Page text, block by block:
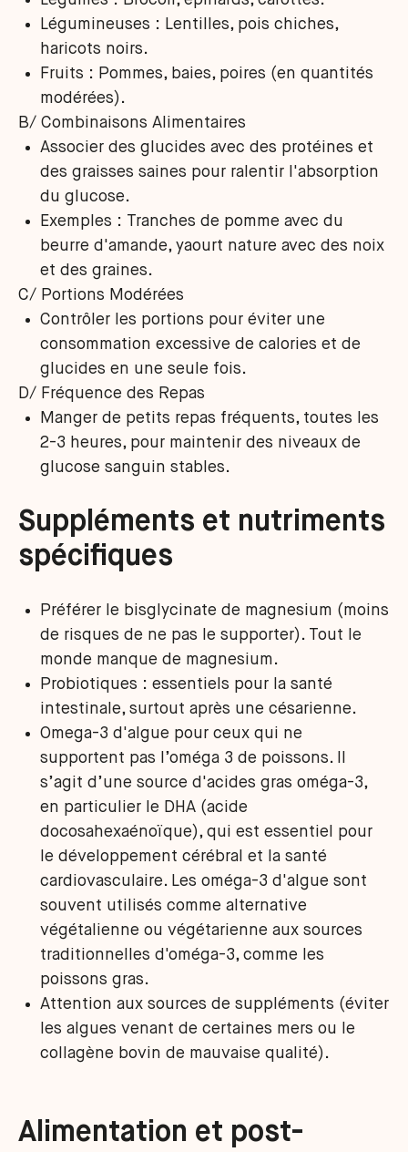
Légumineuses : Lentilles, pois chiches,
haricots noirs.
Fruits : Pommes, baies, poires (en quantités
modérées).
B/ Combinaisons Alimentaires
Associer des glucides avec des protéines et
des graisses saines pour ralentir l'absorption
du glucose.
Exemples : Tranches de pomme avec du
beurre d'amande, yaourt nature avec des noix
et des graines.
C/ Portions Modérées
Contrôler les portions pour éviter une
consommation excessive de calories et de
glucides en une seule fois.
D/ Fréquence des Repas
Manger de petits repas fréquents, toutes les
2-3 heures, pour maintenir des niveaux de
glucose sanguin stables.
Suppléments et nutriments
spécifiques
Préférer le bisglycinate de magnesium (moins
de risques de ne pas le supporter). Tout le
monde manque de magnesium.
Probiotiques : essentiels pour la santé
intestinale, surtout après une césarienne.
Omega-3 d'algue pour ceux qui ne
supportent pas l’oméga 3 de poissons. Il
s’agit d’une source d'acides gras oméga-3,
en particulier le DHA (acide
docosahexaénoïque), qui est essentiel pour
le développement cérébral et la santé
cardiovasculaire. Les oméga-3 d'algue sont
souvent utilisés comme alternative
végétalienne ou végétarienne aux sources
traditionnelles d'oméga-3, comme les
poissons gras.
Attention aux sources de suppléments (éviter
les algues venant de certaines mers ou le
collagène bovin de mauvaise qualité).
Alimentation et post-